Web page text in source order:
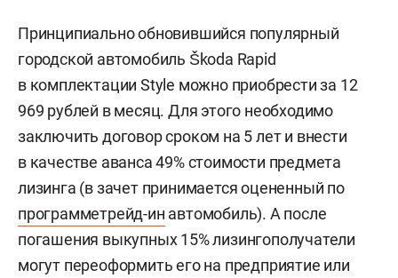
Принципиально обновившийся популярный
городской автомобиль Škoda Rapid
в комплектации Style можно приобрести за 12
969 рублей в месяц. Для этого необходимо
заключить договор сроком на 5 лет и внести
в качестве аванса 49% стоимости предмета
лизинга (в зачет принимается оцененный по
программетрейд-ин автомобиль). А после
погашения выкупных 15% лизингополучатели
могут переоформить его на предприятие или